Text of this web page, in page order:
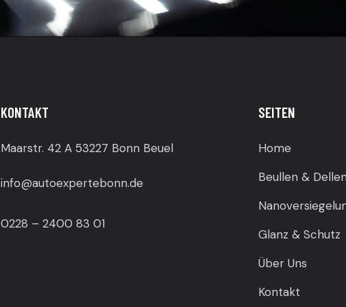
KONTAKT
Maarstr. 42 A 53227 Bonn Beuel
info@autoexpertebonn.de
0228 – 2400 83 01
SEITEN
Home
Beullen &
Glanz & Schutz
Über Uns
Kontakt